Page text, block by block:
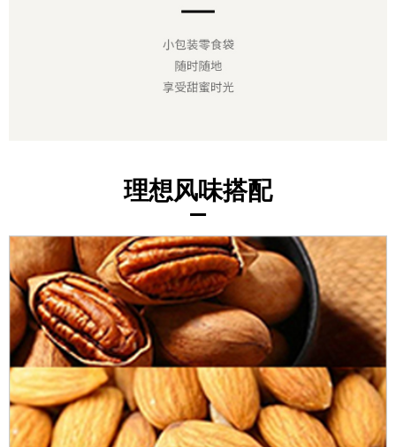
理想风味搭配